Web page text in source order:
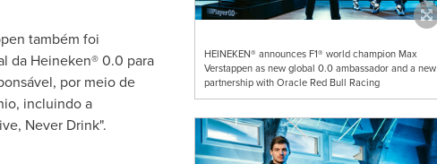
HEINEKEN® announces F1® world champion Max
Verstappen as new global 0.0 ambassador and a new
partnership with Oracle Red Bull Racing
também foi
da Heineken® 0.0 para
por meio de
incluindo a
Never Drink".